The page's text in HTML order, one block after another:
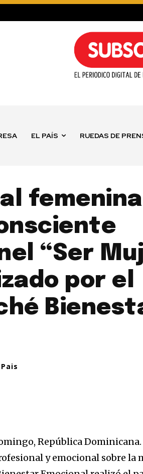
EL PAÍS RUEDAS DE
“Ser
por el
República
y emocional sobre